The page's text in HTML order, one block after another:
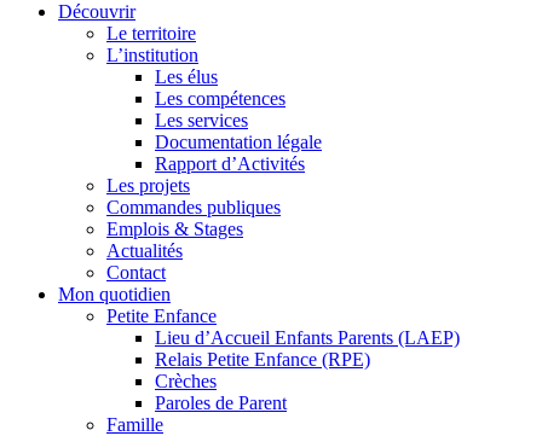
Découvrir
Le territoire
L’institution
Les élus
Les compétences
Les services
Documentation légale
Rapport d’Activités
Les projets
Commandes publiques
Emplois & Stages
Actualités
Contact
Mon quotidien
Petite Enfance
Lieu d’Accueil Enfants Parents (LAEP)
Relais Petite Enfance (RPE)
Crèches
Paroles de Parent
Famille